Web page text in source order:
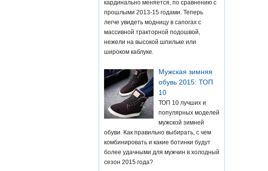
кардинально меняется, по сравнению с
прошлыми 2013-15 годами. Теперь
легче увидеть модницу в сапогах с
массивной тракторной подошвой,
нежели на высокой шпильке или
широком каблуке.
Мужская зимняя
обувь 2015: ТОП
10
ТОП 10 лучших и
популярных моделей
мужской зимней
обуви. Как правильно выбирать, с чем
комбинировать и какие ботинки будут
более удачными для мужчин в холодный
сезон 2015 года?